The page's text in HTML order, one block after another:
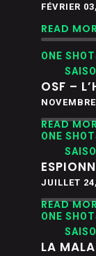
FÉVRIER
READ
ONE
OSF –
READ
ONE
JUILLET
READ
ONE
LA